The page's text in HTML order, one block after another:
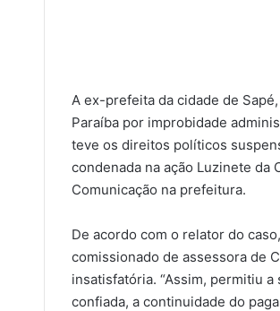
A ex-prefeita da cidade de
Paraíba por improbidade
teve os direitos políticos
condenada na ação Luzinete da
Comunicação na prefeitura.
De acordo com o relator do
comissionado de assessora de
insatisfatória. “Assim, permitiu
confiada, a continuidade do